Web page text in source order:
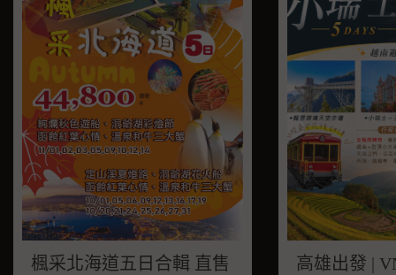
楓采北海道五日合輯 直售
高雄出發 |